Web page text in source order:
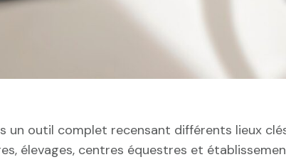
un outil complet recensant différents lieux
élevages, centres équestres et